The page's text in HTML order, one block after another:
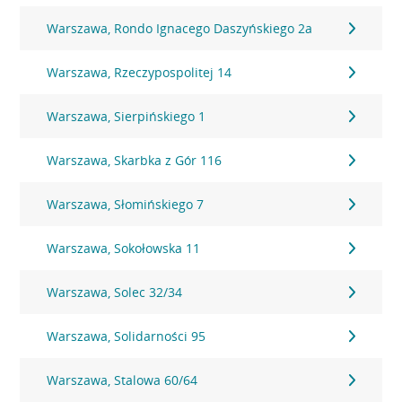
Warszawa, Rondo Ignacego Daszyńskiego 2a
Warszawa, Rzeczypospolitej 14
Warszawa, Sierpińskiego 1
Warszawa, Skarbka z Gór 116
Warszawa, Słomińskiego 7
Warszawa, Sokołowska 11
Warszawa, Solec 32/34
Warszawa, Solidarności 95
Warszawa, Stalowa 60/64